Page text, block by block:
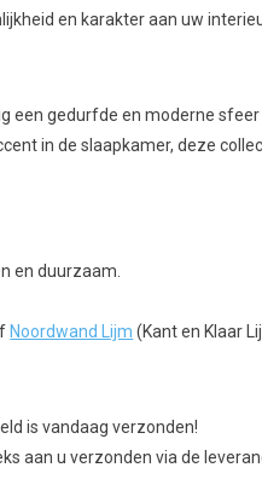
en karakter aan uw
een gedurfde en moderne
in de slaapkamer, deze
en duurzaam.
Noordwand Lijm (Kant en Klaar
is vandaag verzonden!
aan u verzonden via de